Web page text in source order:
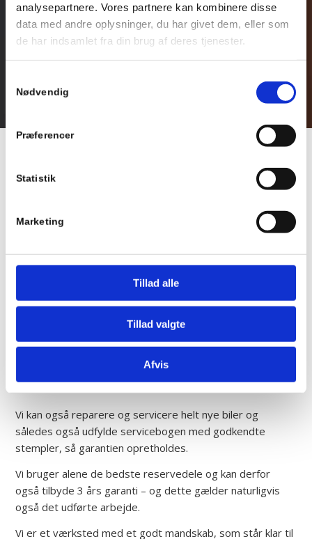
analysepartnere. Vores partnere kan kombinere disse
data med andre oplysninger, du har givet dem, eller som
de har indsamlet fra din brug af deres tjenester.
Nødvendig
Præferencer
Statistik
Marketing
Tillad alle
Tillad valgte
Afvis
To generationers passion for
Vi kan tilbyde reparation og service af alle biler uanset
mærke, model eller årgang.
Vi er et værksted af høj kvalitet og store ambitioner, og
går derfor også op i godt håndværk. Vi udleverer aldrig din
bil, medmindre vi selv er tilfredse med det færdige
forretning, og det betyder meget for os at kunden
Vi kan også reparere og servicere helt nye biler og
således også udfylde servicebogen med godkendte
stempler, så garantien opretholdes.
Vi bruger alene de bedste reservedele og kan derfor
også tilbyde 3 års garanti – og dette gælder naturligvis
også det udførte arbejde.
Vi er et værksted med et godt mandskab, som står klar til